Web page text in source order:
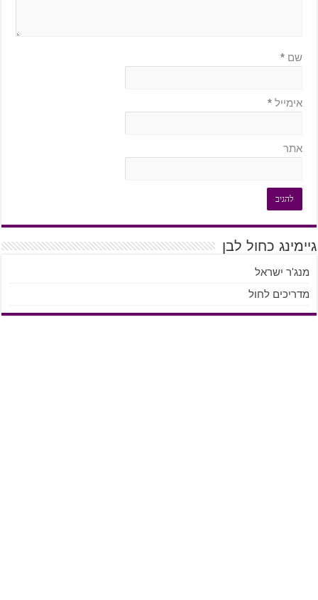
שם *
אימייל *
אתר
גיימינג כחול לבן
מנג'ר ישראל
מדריכים לחול